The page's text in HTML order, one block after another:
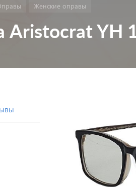
Женские оправы
Aristocrat YH